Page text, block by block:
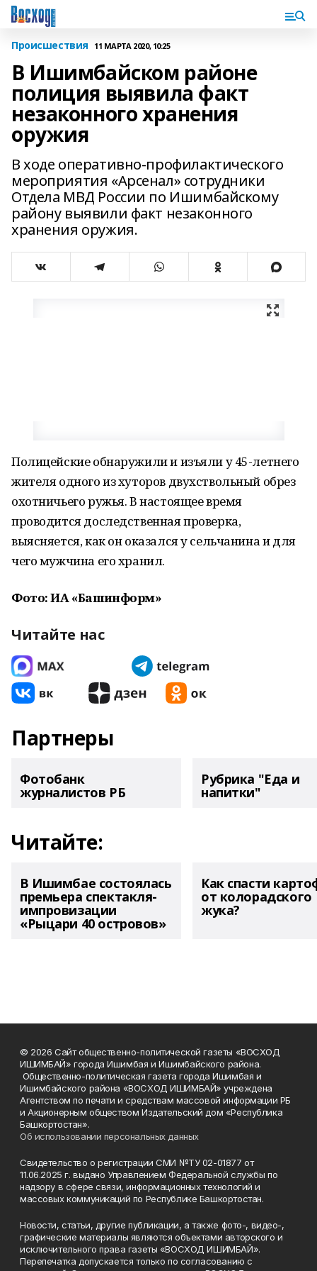
Происшествия 11 МАРТА 2020, 10:25
В Ишимбайском районе
полиция выявила факт
незаконного хранения
оружия
В ходе оперативно-профилактического
мероприятия «Арсенал» сотрудники
Отдела МВД России по Ишимбайскому
району выявили факт незаконного
хранения оружия.
Полицейские обнаружили и изъяли у 45-летнего
жителя одного из хуторов двухствольный обрез
охотничьего ружья. В настоящее время
проводится доследственная проверка,
выясняется, как он оказался у сельчанина и для
чего мужчина его хранил.
Фото: ИА «Башинформ»
Читайте нас
Партнеры
Фотобанк
журналистов РБ
Рубрика "Еда и
напитки"
Читайте:
В Ишимбае состоялась
премьера спектакля-
импровизации
«Рыцари 40 островов»
Как спасти
от колорадского
жука?
© 2026 Сайт общественно-политической газеты «ВОСХОД
ИШИМБАЙ» города Ишимбая и Ишимбайского района.
Общественно-политическая газета города Ишимбая и
Ишимбайского района «ВОСХОД ИШИМБАЙ» учреждена
Агентством по печати и средствам массовой информации РБ
и Акционерным обществом Издательский дом «Республика
Башкортостан».
Об использовании персональных данных
Свидетельство о регистрации СМИ №ТУ 02-01877 от
11.06.2025 г. выдано Управлением Федеральной службы по
надзору в сфере связи, информационных технологий и
массовых коммуникаций по Республике Башкортостан.
Новости, статьи, другие публикации, а также фото-, видео-,
графические материалы являются объектами авторского и
исключительного права газеты «ВОСХОД ИШИМБАЙ».
Перепечатка допускается только по согласованию с